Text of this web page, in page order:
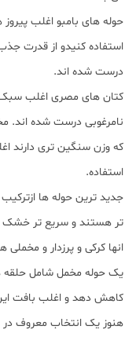
حوله های بامبو اغلب پیروز
استفاده کنیدو از قدرت
درست شده اند.
کتان های مصری اغلب سبک
نامرغوبی درست شده اند.
که وزن سنگین تری
استفاده.
جدید ترین حوله ها
تر هستند و سریع تر خشک
انها کرکی و پرزدار و
یک حوله مخمل شامل حلقه
کاهش دهد و اغلب بافت این
هنوز یک انتخاب معروف در